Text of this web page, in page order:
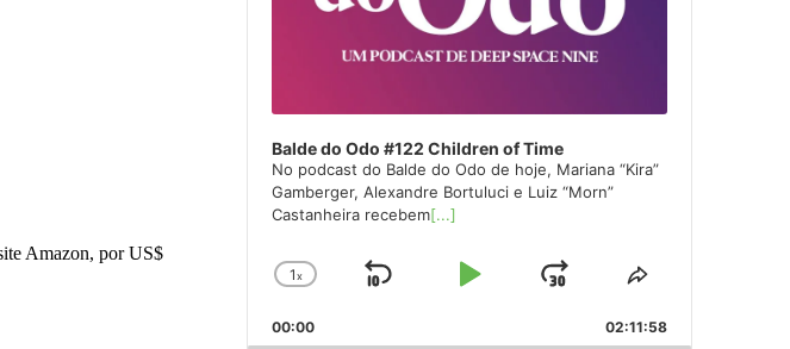
Balde do Odo #122 Children of Time
No podcast do Balde do Odo de hoje, Mariana “Kira”
Gamberger, Alexandre Bortuluci e Luiz “Morn”
Castanheira recebem[...]
Change
Rate
1x
Skip
Play
Jump
Forward
Share
Episode
00:00 02:11:58